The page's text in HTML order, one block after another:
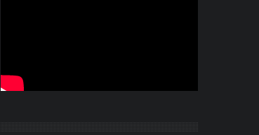
Training mit IFBB Pro John